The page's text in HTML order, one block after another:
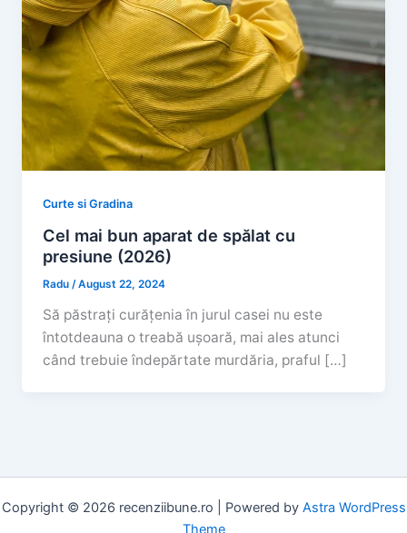
Curte si Gradina
Cel mai bun aparat de spălat cu
presiune (2026)
Radu/August 22, 2024
Să păstrați curățenia în jurul casei nu este
întotdeauna o treabă ușoară, mai ales atunci
când trebuie îndepărtate murdăria, praful […]
Copyright © 2026 recenziibune.ro | Powered by Astra WordPress
Theme